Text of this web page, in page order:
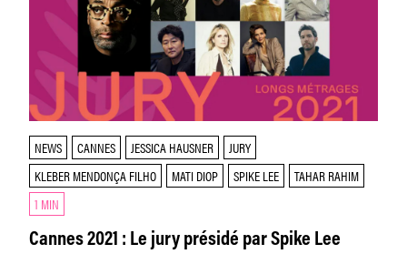
NEWS CANNES JESSICA HAUSNER
JURY
KLEBER MENDONÇA FILHO
MATI DIOP SPIKE LEE
TAHAR RAHIM
1 MIN
Cannes 2021 : Le jury présidé par Spike Lee